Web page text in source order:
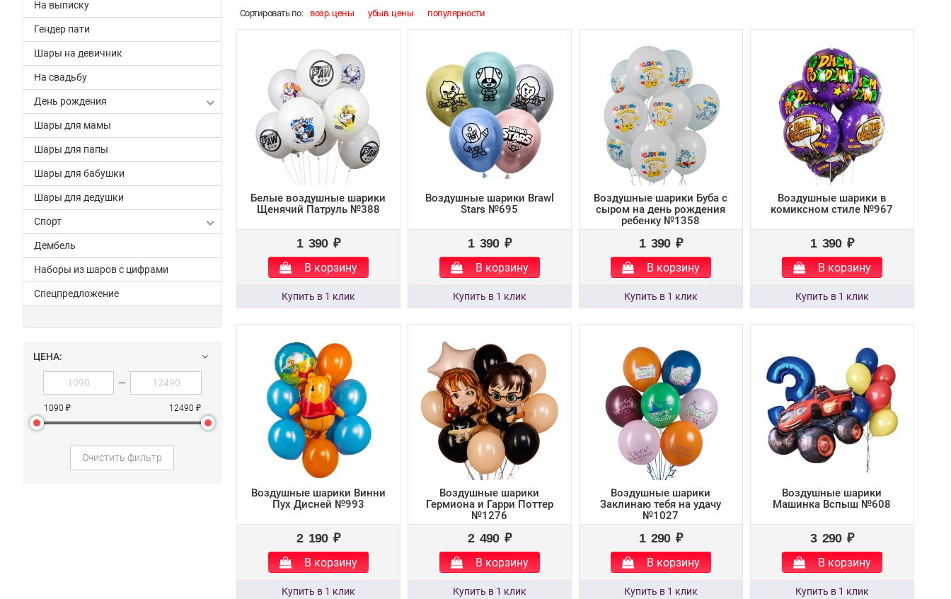
На выписку
Гендер пати
Шары на девичник
На свадьбу
День рождения
Шары для мамы
Шары для папы
Шары для бабушки
Шары для дедушки
Спорт
Дембель
Наборы из шаров с цифрами
Спецпредложение
ЦЕНА:
—
1090 ₽ 12490 ₽
Очистить фильтр
Cортировать по: возр. цены убыв. цены популярности
Белые воздушные шарики
Щенячий Патруль №388
1 390 ₽
В корзину
Воздушные шарики Brawl
Stars №695
1 390 ₽
В корзину
Воздушные шарики Буба с
сыром на день рождения
ребенку №1358
1 390 ₽
В корзину
Воздушные шарики в
комиксном стиле №967
1 390 ₽
В корзину
Воздушные шарики Винни
Пух Дисней №993
2 190 ₽
В корзину
Воздушные шарики
Гермиона и Гарри Поттер
№1276
2 490 ₽
В корзину
Воздушные шарики
Заклинаю тебя на удачу
№1027
1 290 ₽
В корзину
Воздушные шарики
Машинка Вспыш №608
3 290 ₽
В корзину